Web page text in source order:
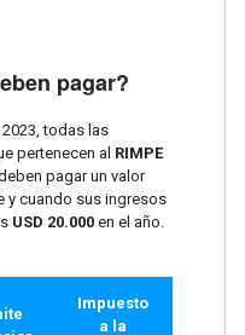
pagar?
todas las
pertenecen al RIMPE
pagar un valor
y cuando sus ingresos
USD 20.000en el año.
Impuesto
a la